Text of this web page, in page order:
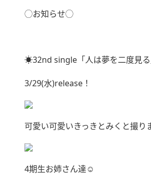
◯お知らせ◯
☀︎32nd single「人は夢を二度見る
3/29(水)release！
可愛い可愛いきっきとみくと撮り
4期生お姉さん達☺️